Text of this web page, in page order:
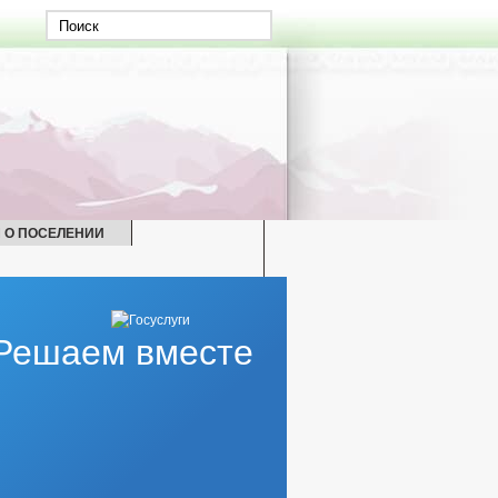
ПОСЕЛЕНИИ
И ЗАЩИТЕ ИХ ПРАВ
вместе